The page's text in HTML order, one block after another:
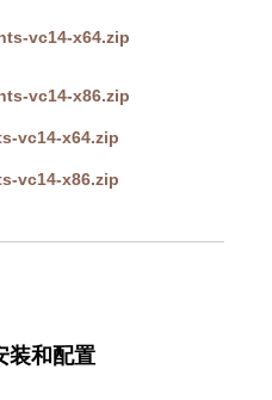
vc14-x64.zip
vc14-x86.zip
vc14-x64.zip
vc14-x86.zip
装和配置